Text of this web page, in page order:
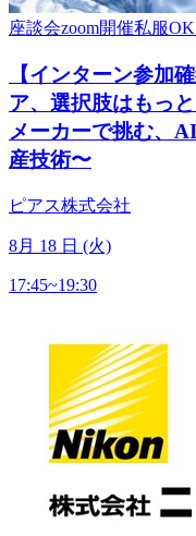
座談会zoom開催私服OK
【インターン参加
ア、選択肢はもっ
メーカーで挑む、
産技術〜
ピアス株式会社
8月 18 日 (火)
17:45~19:30